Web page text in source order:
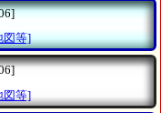
図等]
図等]